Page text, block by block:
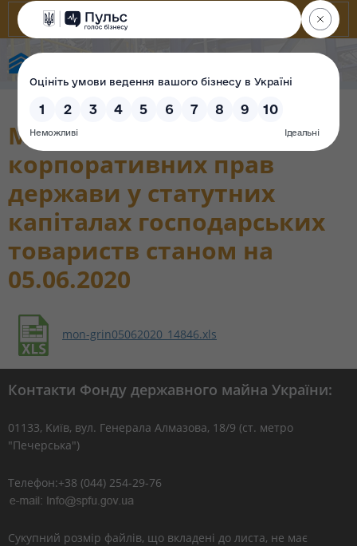
Моніторинг
корпоративних прав
держави у статутних
капіталах господарських
товариств станом на
05.06.2020
mon-grin05062020_14846.xls
Контакти Фонду державного майна України:
01133, Kиїв, вул. Генерала Алмазова, 18/9 (ст. метро
"Печерська")
Телефон:+38 (044) 254-29-76
Сукупний розмір файлів, що вкладені до листа, не має